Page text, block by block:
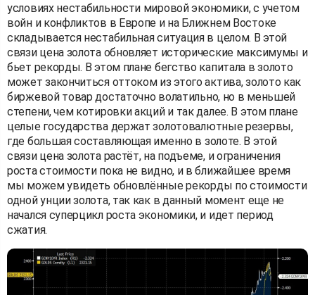
условиях нестабильности мировой экономики, с учетом
войн и конфликтов в Европе и на Ближнем Востоке
складывается нестабильная ситуация в целом. В этой
связи цена золота обновляет исторические максимумы и
бьет рекорды. В этом плане бегство капитала в золото
может закончиться оттоком из этого актива, золото как
биржевой товар достаточно волатильно, но в меньшей
степени, чем котировки акций и так далее. В этом плане
целые государства держат золотовалютные резервы,
где большая составляющая именно в золоте. В этой
связи цена золота растёт, на подъеме, и ограничения
роста стоимости пока не видно, и в ближайшее время
мы можем увидеть обновлённые рекорды по стоимости
одной унции золота, так как в данный момент еще не
начался суперцикл роста экономики, и идет период
сжатия.